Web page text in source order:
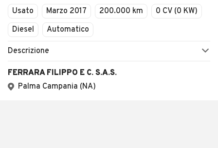
Usato Marzo 2017 200.000 km
0 CV (0 KW)
Diesel
Automatico
Descrizione
FERRARA FILIPPO E C. S.A.S.
Palma Campania (NA)